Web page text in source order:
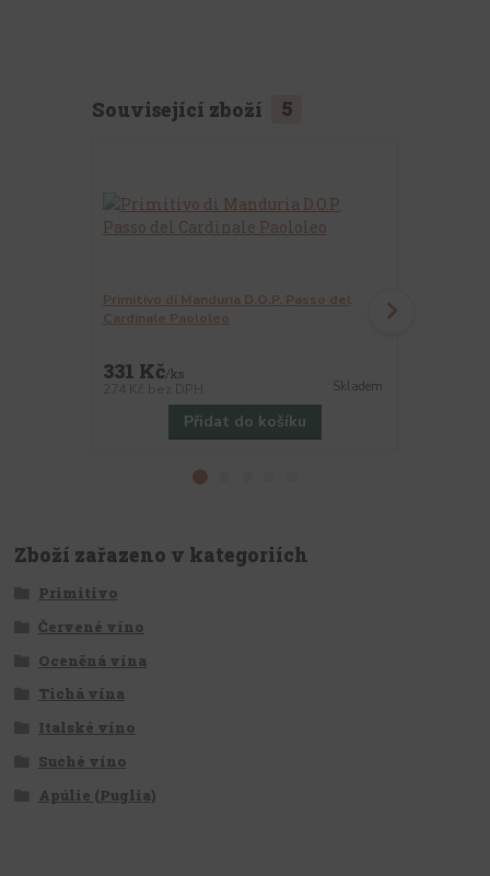
Související zboží 5
Primitivo di Manduria D.O.P. Passo del
Cardinale Paololeo
331 Kč/ks
Skladem
Přidat do košíku
Zboží zařazeno v kategoriích
Primitivo
Červené víno
Oceněná vína
Tichá vína
Italské víno
Suché víno
Apúlie (Puglia)